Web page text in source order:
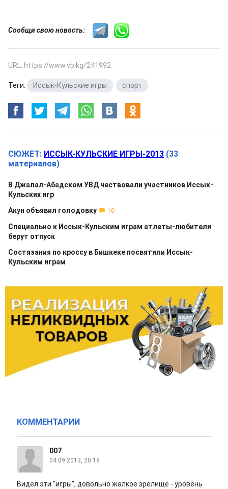
Сообщи свою новость:
URL: https://www.vb.kg/241992
Теги: Иссык-Кульские игры спорт
СЮЖЕТ: ИССЫК-КУЛЬСКИЕ ИГРЫ-2013 (33
материалов)
В Джалал-Абадском УВД чествовали участников Иссык-
Кульских игр
Акун объявил голодовку
10
Специально к Иссык-Кульским играм атлеты-любители
берут отпуск
Состязания по кроссу в Бишкеке посвятили Иссык-
Кульским играм
КОММЕНТАРИИ
007
04.09.2013, 20:18
Видел эти "игры", довольно жалкое зрелище - уровень